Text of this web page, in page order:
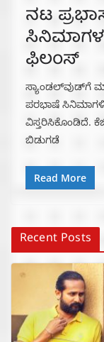
ನಟ
ಫಿಲಂಸ್‌
ಸ್ಯಾಂಡಲ್‌ವುಡ್‌ಗೆ
ಪರಭಾಷೆ
ವಿಸ್ತರಿಸಿಕೊಂಡಿದೆ.
ಬಿಡುಗಡೆ
Read More
Recent Posts